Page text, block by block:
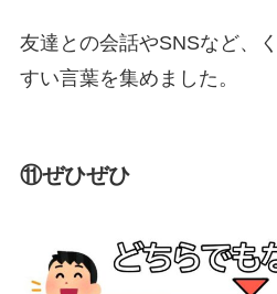
友達との会話やSNSなど、
すい言葉を集めました。
⑪ぜひぜひ